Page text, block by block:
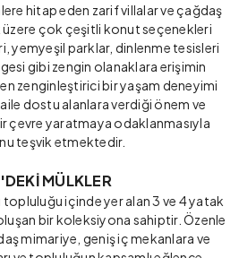
hitap eden zarif villalar ve çağdaş
üzere çok çeşitli konut seçenekleri
yemyeşil parklar, dinlenme tesisleri
gibi zengin olanaklara erişimin
zenginleştirici bir yaşam deneyimi
dostu alanlara verdiği önem ve
çevre yaratmaya odaklanmasıyla
teşvik etmektedir.
MÜLKLER
topluluğu içinde yer alan 3 ve 4 yatak
bir koleksiyona sahiptir. Özenle
mimariye, geniş iç mekanlara ve